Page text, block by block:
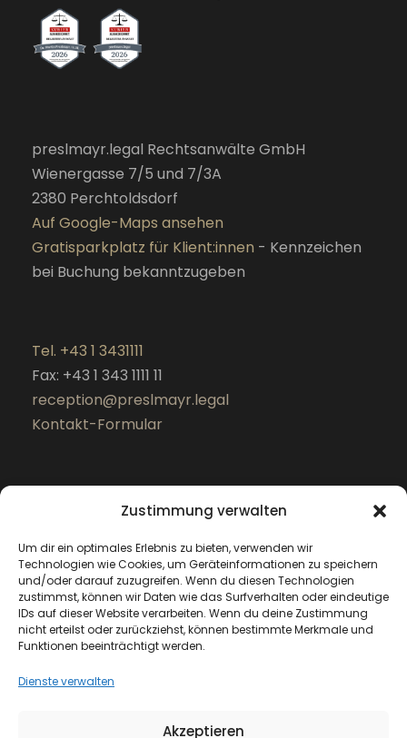
Zustimmung verwalten
Um dir ein optimales Erlebnis zu bieten, verwenden wir
Technologien wie Cookies, um Geräteinformationen zu speichern
und/oder darauf zuzugreifen. Wenn du diesen Technologien
zustimmst, können wir Daten wie das Surfverhalten oder eindeutige
IDs auf dieser Website verarbeiten. Wenn du deine Zustimmung
nicht erteilst oder zurückziehst, können bestimmte Merkmale und
Funktionen beeinträchtigt werden.
Dienste verwalten
Akzeptieren
preslmayr.legal Rechtsanwälte GmbH
Wienergasse 7/5 und 7/3A
2380 Perchtoldsdorf
Auf Google-Maps ansehen
Gratisparkplatz für Klient:innen - Kennzeichen
bei Buchung bekanntzugeben
Tel. +43 1 3431111
Fax: +43 1 343 1111 11
reception@preslmayr.legal
Kontakt-Formular